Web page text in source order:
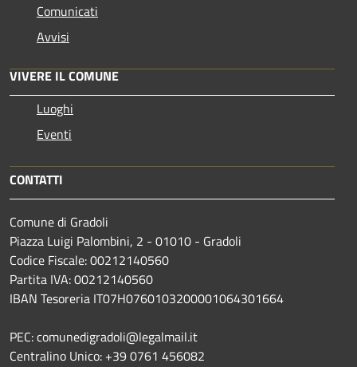
Comunicati
Avvisi
VIVERE IL COMUNE
Luoghi
Eventi
CONTATTI
Comune di Gradoli
Piazza Luigi Palombini, 2 - 01010 - Gradoli
Codice Fiscale: 00212140560
Partita IVA: 00212140560
IBAN Tesoreria IT07H0760103200001064301664
PEC: comunedigradoli@legalmail.it
Centralino Unico: +39 0761 456082